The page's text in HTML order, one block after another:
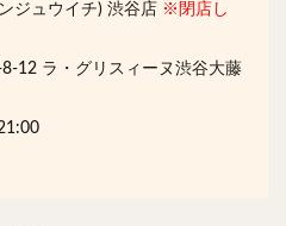
ジュウイチ) 渋谷店 ※閉店し
ラ・グリスィーヌ渋谷大藤